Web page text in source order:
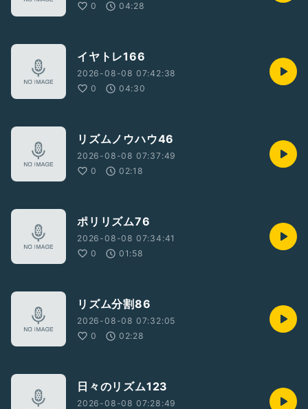
0
04:28
イヤトレ166
2026-08-08 07:42:38
0
04:30
リズムノウハウ46
2026-08-08 07:37:49
0
02:18
ポリリズム76
2026-08-08 07:34:41
0
01:58
リズム分割86
2026-08-08 07:32:05
0
02:28
日々のリズム123
2026-08-08 07:28:49